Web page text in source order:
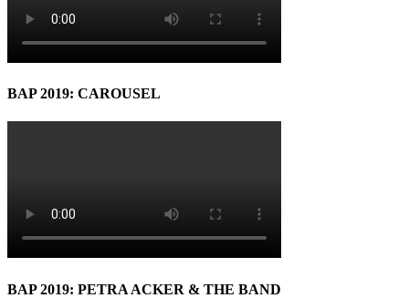
BAP 2019: CAROUSEL
BAP 2019: PETRA ACKER & THE BAND